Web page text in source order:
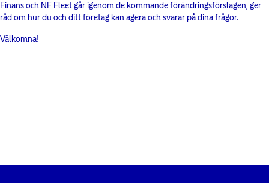
Finans och NF Fleet går igenom de kommande förändringsförslagen, ger
råd om hur du och ditt företag kan agera och svarar på dina frågor.
Välkomna!